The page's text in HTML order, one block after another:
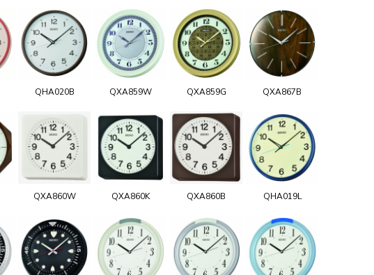
QHA020B QXA859W QXA859G QXA867B
QXA860W QXA860K QXA860B QHA019L